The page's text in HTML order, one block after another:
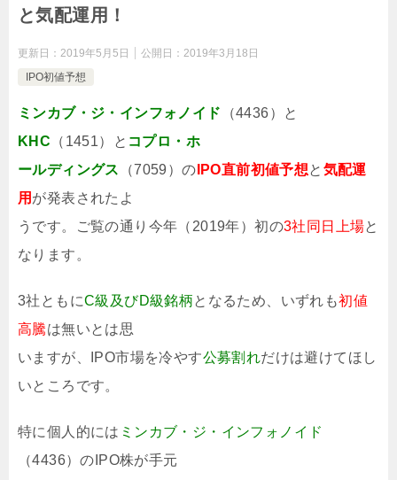
と気配運用！
更新日： 2019年5月5日 公開日： 2019年3月18日
IPO初値予想
ミンカブ・ジ・インフォノイド （4436）と
KHC （1451）と コプロ・ホ
ールディングス
（7059）の IPO直前初値予想と 気配運
用 が発表されたよ
うです。ご覧の通り今年（2019年）初の3社同日上場と
なります。
3社ともにC級及びD級銘柄となるため、いずれも初値
高騰は無いとは思
いますが、IPO市場を冷やす公募割れだけは避けてほし
いところです。
特に個人的には ミンカブ・ジ・インフォノイド
（4436）のIPO株が手元